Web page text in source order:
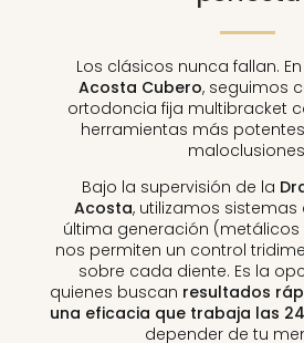
Los clásicos nunca fallan. En
Acosta Cubero, seguimos
ortodoncia fija multibracket
herramientas más
Bajo la supervisión de la
Acosta, utilizamos
última generación
nos permiten un control
sobre cada diente. Es la
quienes buscan resultados
una eficacia que trabaja las
depender de tu